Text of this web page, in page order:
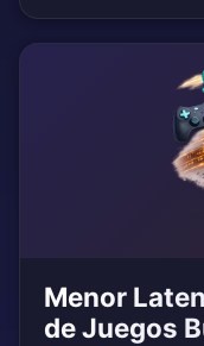
Menor
de Juegos